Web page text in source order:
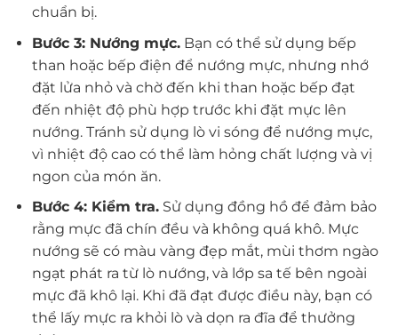
chuẩn bị.
Bước 3: Nướng mực.Bạn có thể sử dụng bếp
than hoặc bếp điện để nướng mực, nhưng nhớ
đặt lửa nhỏ và chờ đến khi than hoặc bếp đạt
đến nhiệt độ phù hợp trước khi đặt mực lên
nướng. Tránh sử dụng lò vi sóng để nướng mực,
vì nhiệt độ cao có thể làm hỏng chất lượng và vị
ngon của món ăn.
Bước 4: Kiểm tra.Sử dụng đồng hồ để đảm bảo
rằng mực đã chín đều và không quá khô. Mực
nướng sẽ có màu vàng đẹp mắt, mùi thơm ngào
ngạt phát ra từ lò nướng, và lớp sa tế bên ngoài
mực đã khô lại. Khi đã đạt được điều này, bạn có
thể lấy mực ra khỏi lò và dọn ra đĩa để thưởng